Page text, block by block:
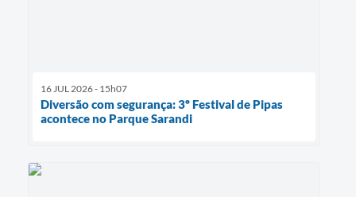
16 JUL 2026 - 15h07
Diversão com segurança: 3º Festival de Pipas
acontece no Parque Sarandi